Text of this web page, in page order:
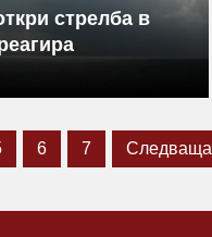
стрелба в
6 7 Следваща